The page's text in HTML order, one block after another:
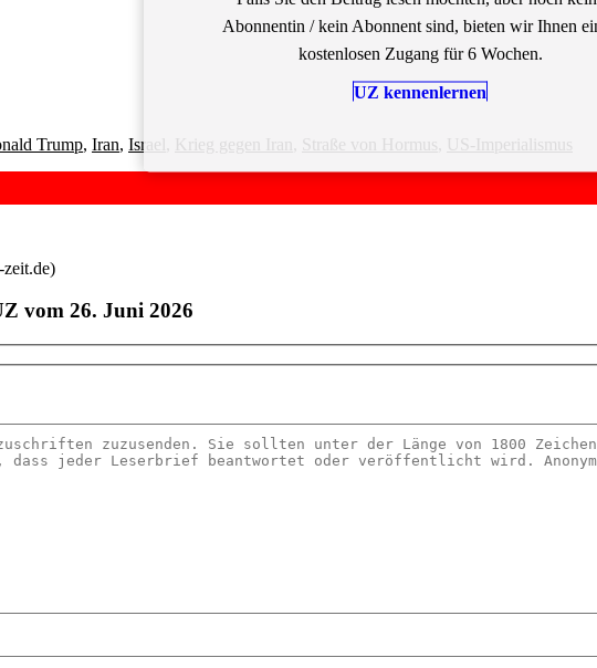
Abonnentin / kein Abonnent sind, bieten wir Ihnen
kostenlosen Zugang für 6 Wochen.
UZ kennenlernen
Trump, Iran, Israel Krieg gegen Iran Straße von Hormus US-Imperialismus
vom 26. Juni 2026